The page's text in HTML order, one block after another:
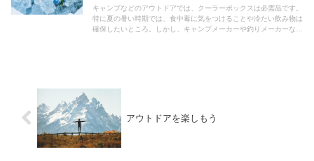
キャンプなどのアウトドアでは、クーラーボックスは必需品です。
特に夏の暑い時期では、食中毒に気をつけることや冷たい飲み物は
確保したいところ。しかし、キャンプメーカーや釣りメーカーなど
アウトドアを楽しもう